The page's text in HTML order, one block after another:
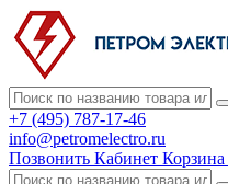
+7 (495) 787-17-46
info@petromelectro.ru
Позвонить Кабинет Корзина